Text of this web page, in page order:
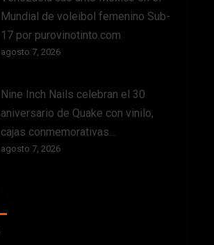
Mundial de voleibol femenino Sub-
17 por purovinotinto.com
agosto 7, 2026
Nine Inch Nails celebran el 30
aniversario de Quake con vinilo,
cajas conmemorativas…
agosto 7, 2026